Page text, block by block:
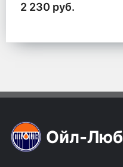
2 230 руб.
Ойл-Люб